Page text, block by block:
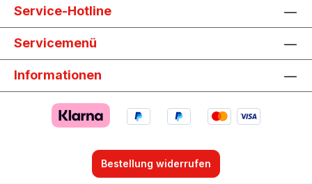
Service-Hotline
Servicemenü
Informationen
Bestellung widerrufen